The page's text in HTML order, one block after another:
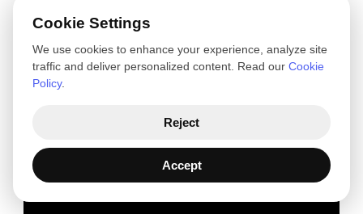
Knowledge
Newsletter
Privacy and Cookie Policy
Cookie Settings
We use cookies to enhance your experience, analyze site
traffic and deliver personalized content. Read our Cookie
Policy.
Reject
Accept